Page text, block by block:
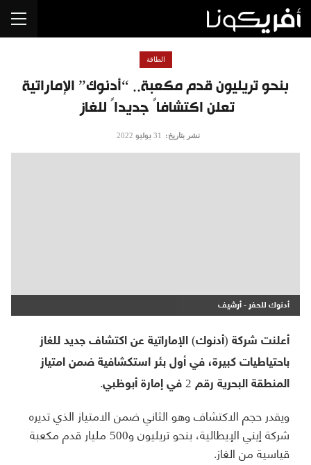
بنحو تريليون قدم مكعبة.. “أدنوك” الإماراتية
تعلن اكتشافاً جديداً للغاز
الطاقة
نشر بتاريخ: 31 يوليو 2022
أدنوك للحفر - أرشيف
أعلنت شركة (أدنوك) الإماراتية عن اكتشاف جديد للغاز
باحتياطيات كبيرة، في أول بئر استكشافية ضمن امتياز
المنطقة البحرية رقم 2 في إمارة أبوظبي.
ويقدر حجم الاكتشاف وهو الثاني ضمن الامتياز الذي تديره
شركة إيني الإيطالية، بنحو تريليون و500 مليار قدم مكعبة
قياسية من الغاز.